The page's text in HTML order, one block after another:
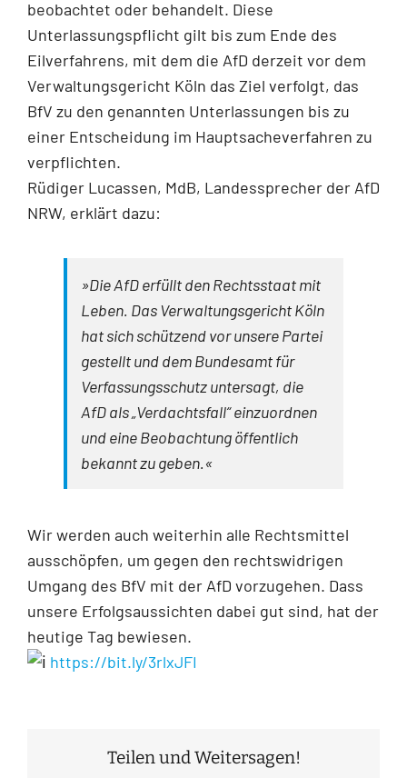
beobachtet oder behandelt. Diese
Unterlassungspflicht gilt bis zum Ende des
Eilverfahrens, mit dem die AfD derzeit vor dem
Verwaltungsgericht Köln das Ziel verfolgt, das
BfV zu den genannten Unterlassungen bis zu
einer Entscheidung im Hauptsacheverfahren zu
verpflichten.
Rüdiger Lucassen, MdB, Landessprecher der AfD
NRW, erklärt dazu:
»Die AfD erfüllt den Rechtsstaat mit
Leben. Das Verwaltungsgericht Köln
hat sich schützend vor unsere Partei
gestellt und dem Bundesamt für
Verfassungsschutz untersagt, die
AfD als „Verdachtsfall“ einzuordnen
und eine Beobachtung öffentlich
bekannt zu geben.«
Wir werden auch weiterhin alle Rechtsmittel
ausschöpfen, um gegen den rechtswidrigen
Umgang des BfV mit der AfD vorzugehen. Dass
unsere Erfolgsaussichten dabei gut sind, hat der
heutige Tag bewiesen.
https://bit.ly/3rlxJFI
Teilen und Weitersagen!